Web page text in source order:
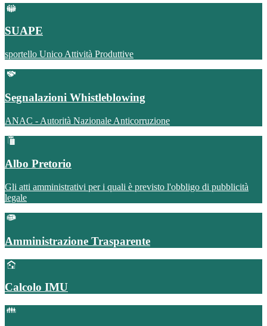
SUAPE
sportello Unico Attività Produttive
Segnalazioni Whistleblowing
ANAC - Autorità Nazionale Anticorruzione
Albo Pretorio
Gli atti amministrativi per i quali è previsto l'obbligo di pubblicità
legale
Amministrazione Trasparente
Calcolo IMU